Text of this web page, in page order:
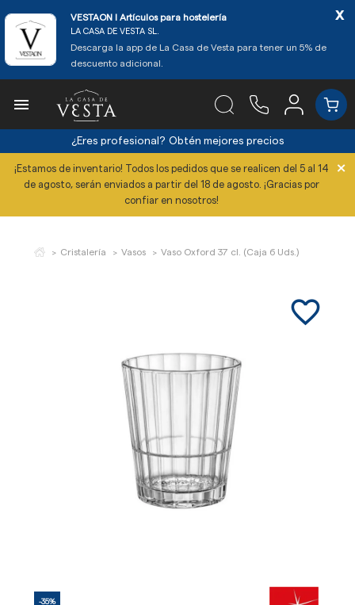
VESTAON l Artículos para hostelería
LA CASA DE VESTA SL.
Descarga la app de La Casa de Vesta para tener un 5% de
descuento adicional.
x

¿Eres profesional? Obtén mejores precios
¡Estamos de inventario! Todos los pedidos que se realicen del 5 al 14
de agosto, serán enviados a partir del 18 de agosto. ¡Gracias por
confiar en nosotros!
×
Cristalería Vasos Vaso Oxford 37 cl. (Caja 6 Uds.)
favorite_border
-35%